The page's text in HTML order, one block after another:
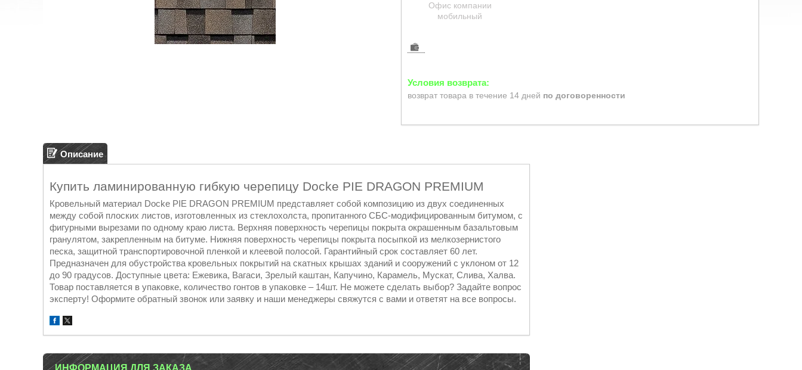
Офис компании
мобильный
возврат товара в течение 14 дней по договоренности
Описание
Купить ламинированную гибкую черепицу Dоcke PIE DRAGON PREMIUM
Кровельный материал Dоcke PIE DRAGON PREMIUM представляет собой композицию из двух соединенных
между собой плоских листов, изготовленных из стеклохолста, пропитанного СБС-модифицированным битумом, с
фигурными вырезами по одному краю листа. Верхняя поверхность черепицы покрыта окрашенным базальтовым
гранулятом, закрепленным на битуме. Нижняя поверхность черепицы покрыта посыпкой из мелкозернистого
песка, защитной транспортировочной пленкой и клеевой полосой. Гарантийный срок составляет 60 лет.
Предназначен для обустройства кровельных покрытий на скатных крышах зданий и сооружений с уклоном от 12
до 90 градусов. Доступные цвета: Ежевика, Вагаси, Зрелый каштан, Капучино, Карамель, Мускат, Слива, Халва.
Товар поставляется в упаковке, количество гонтов в упаковке – 14шт. Не можете сделать выбор? Задайте вопрос
эксперту! Оформите обратный звонок или заявку и наши менеджеры свяжутся с вами и ответят на все вопросы.